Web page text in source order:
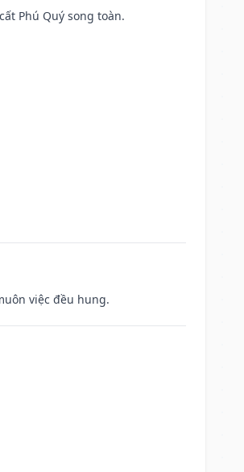
Phú Quý song toàn.
việc đều hung.